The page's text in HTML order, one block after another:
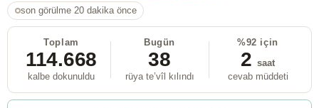
son görülme 20 dakika önce
Toplam
114.668
kalbe dokunuldu
Bugün
38
rüya te’vîl kılındı
%92 için
2 saat
cevab müddeti